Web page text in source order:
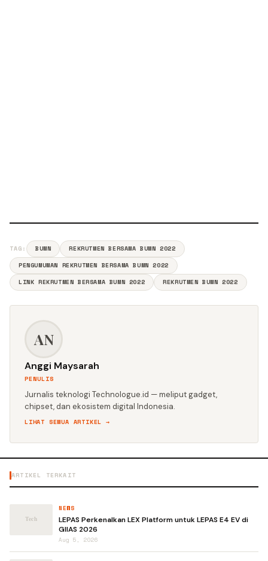
TAG: BUMN
REKRUTMEN BERSAMA BUMN 2022
PENGUMUMAN REKRUTMEN BERSAMA BUMN 2022
LINK REKRUTMEN BERSAMA BUMN 2022
REKRUTMEN BUMN 2022
AN
Anggi Maysarah
PENULIS
Jurnalis teknologi Technologue.id — meliput gadget,
chipset, dan ekosistem digital Indonesia.
LIHAT SEMUA ARTIKEL →
ARTIKEL TERKAIT
NEWS
LEPAS Perkenalkan LEX Platform untuk LEPAS E4 EV di
GIIAS 2026
Aug 5, 2026